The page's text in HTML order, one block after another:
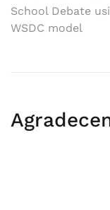
School Debate
WSDC model